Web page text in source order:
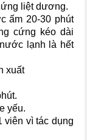
liệt dương.
ấm 20-30 phút
cứng kéo dài
lạnh là hết
xuất
yếu.
viên vì tác dụng